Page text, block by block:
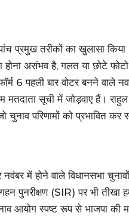
पांच प्रमुख तरीकों का खुलासा
होना असंभव है, गलत या छोटे
6 पहली बार वोटर बनने
सूची में जोड़वाए हैं।
चुनाव परिणामों को प्रभावित
में होने वाले विधानसभा
पुनरीक्षण (SIR) पर भी
आयोग स्पष्ट रूप से भाजपा की